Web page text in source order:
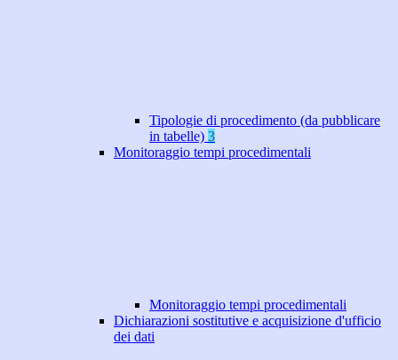
Tipologie di procedimento (da pubblicare
in tabelle) 3
Monitoraggio tempi procedimentali
Monitoraggio tempi procedimentali
Dichiarazioni sostitutive e acquisizione d'ufficio
dei dati